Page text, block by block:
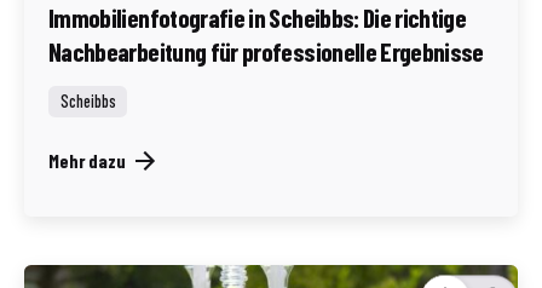
Immobilienfotografie in Scheibbs: Die richtige
Nachbearbeitung für professionelle Ergebnisse
Scheibbs
Mehr dazu